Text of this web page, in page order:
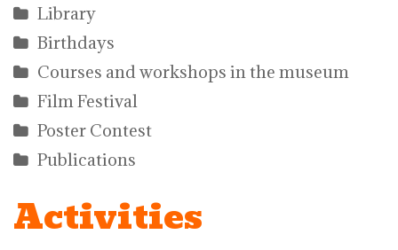
Library
Birthdays
Courses and workshops in the museum
Film Festival
Poster Contest
Publications
Activities